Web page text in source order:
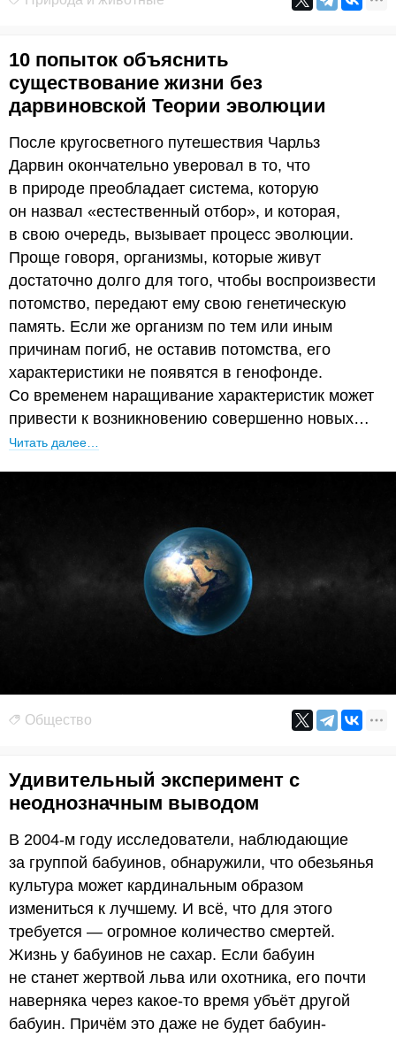
10 попыток объяснить
существование жизни без
дарвиновской Теории эволюции
После кругосветного путешествия Чарльз
Дарвин окончательно уверовал в то, что
в природе преобладает система, которую
он назвал «естественный отбор», и которая,
в свою очередь, вызывает процесс эволюции.
Проще говоря, организмы, которые живут
достаточно долго для того, чтобы воспроизвести
потомство, передают ему свою генетическую
память. Если же организм по тем или иным
причинам погиб, не оставив потомства, его
характеристики не появятся в генофонде.
Со временем наращивание характеристик может
привести к возникновению совершенно новых…
Читать далее…
Общество
Удивительный эксперимент с
неоднозначным выводом
В 2004-м году исследователи, наблюдающие
за группой бабуинов, обнаружили, что обезьянья
культура может кардинальным образом
измениться к лучшему. И всё, что для этого
требуется — огромное количество смертей.
Жизнь у бабуинов не сахар. Если бабуин
не станет жертвой льва или охотника, его почти
наверняка через какое-то время убъёт другой
бабуин. Причём это даже не будет бабуин-